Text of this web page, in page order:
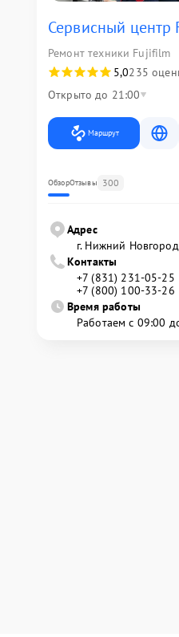
Сервисный центр
Ремонт техники Fujifilm
5,0235
Открыто до 21:00
Маршрут
ОбзорОтзывы 300
Адрес
г. Нижний
Контакты
+7 (831) 231-05-25
+7 (800) 100-33-26
Время работы
Работаем с 09:00